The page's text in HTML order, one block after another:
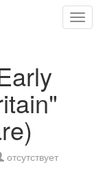
отсутствует